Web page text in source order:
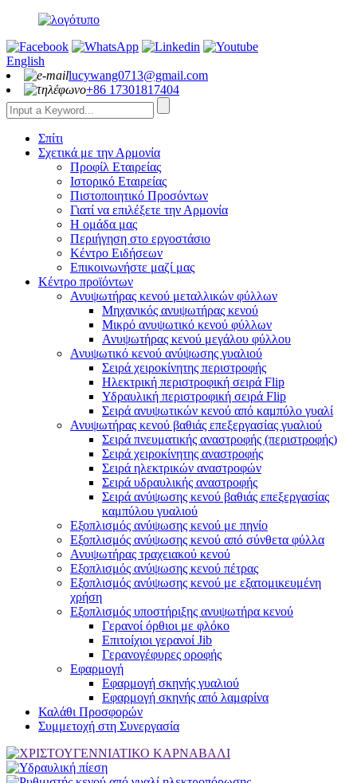
English
lucywang0713@gmail.com
+86 17301817404
Σπίτι
Σχετικά με την Αρμονία
Προφίλ Εταιρείας
Ιστορικό Εταιρείας
Πιστοποιητικό Προσόντων
Γιατί να επιλέξετε την Αρμονία
Η ομάδα μας
Περιήγηση στο εργοστάσιο
Κέντρο Ειδήσεων
Επικοινωνήστε μαζί μας
Κέντρο προϊόντων
Ανυψωτήρας κενού μεταλλικών φύλλων
Μηχανικός ανυψωτήρας κενού
Μικρό ανυψωτικό κενού φύλλων
Ανυψωτήρας κενού μεγάλου φύλλου
Ανυψωτικό κενού ανύψωσης γυαλιού
Σειρά χειροκίνητης περιστροφής
Ηλεκτρική περιστροφική σειρά Flip
Υδραυλική περιστροφική σειρά Flip
Σειρά ανυψωτικών κενού από καμπύλο γυαλί
Ανυψωτήρας κενού βαθιάς επεξεργασίας γυαλιού
Σειρά πνευματικής αναστροφής (περιστροφής)
Σειρά χειροκίνητης αναστροφής
Σειρά ηλεκτρικών αναστροφών
Σειρά υδραυλικής αναστροφής
Σειρά ανύψωσης κενού βαθιάς επεξεργασίας
καμπύλου γυαλιού
Εξοπλισμός ανύψωσης κενού με πηνίο
Εξοπλισμός ανύψωσης κενού από σύνθετα φύλλα
Ανυψωτήρας τραχειακού κενού
Εξοπλισμός ανύψωσης κενού πέτρας
Εξοπλισμός ανύψωσης κενού με εξατομικευμένη
χρήση
Εξοπλισμός υποστήριξης ανυψωτήρα κενού
Γερανοί όρθιοι με φλόκο
Επιτοίχιοι γερανοί Jib
Γερανογέφυρες οροφής
Εφαρμογή
Εφαρμογή σκηνής γυαλιού
Εφαρμογή σκηνής από λαμαρίνα
Καλάθι Προσφορών
Συμμετοχή στη Συνεργασία